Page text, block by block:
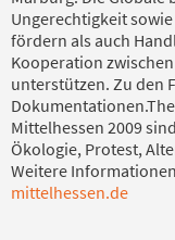
Ungerechtigkeit
fördern als auch
Kooperation
unterstützen. Zu den
Mittelhessen 2009
Ökologie, Protest,
Weitere
mittelhessen.de